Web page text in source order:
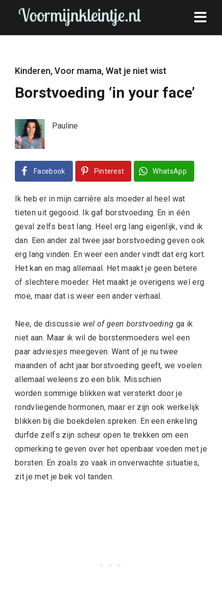
Kinderen,Voor mama,Wat je niet wist
Borstvoeding ‘in your face’
Pauline
Facebook Pinterest WhatsApp
Ik heb er in mijn carrière als moeder al heel wat
tieten uit gegooid. Ik gaf borstvoeding. En in één
geval zelfs best lang. Heel erg lang eigenlijk, vind ik
dan. Een ander zal twee jaar borstvoeding geven ook
erg lang vinden. En weer een ander vindt dat erg kort.
Het kan en mag allemaal. Het maakt je geen betere
of slechtere moeder. Het maakt je overigens wel erg
moe, maar dat is weer een ander verhaal.
Nee, de discussie wel of geen borstvoeding ga ik
niet aan. Maar ik wil de borstenmoeders wel een
paar adviesjes meegeven. Want of je nu twee
maanden of acht jaar borstvoeding geeft, we voelen
allemaal weleens zo een blik. Misschien
worden sommige blikken wat versterkt door je
rondvliegende hormonen, maar er zijn ook werkelijk
blikken bij die boekdelen spreken. En een enkeling
durfde zelfs zijn scheur open te trekken om een
opmerking te geven over het openbaar voeden met je
borsten. En zoals zo vaak in onverwachte situaties,
zit je met je bek vol tanden.